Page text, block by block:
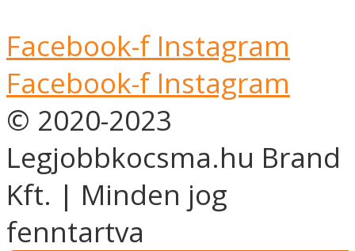
Facebook-f Instagram
Facebook-f Instagram
© 2020-2023
Legjobbkocsma.hu Brand
Kft. | Minden jog
fenntartva